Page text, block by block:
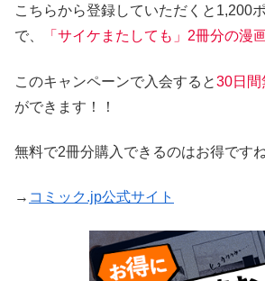
こちらから登録していただくと1,200
で、
「サイケまたしても」2冊分の漫
このキャンペーンで入会すると30日間
ができます！！
無料で2冊分購入できるのはお得ですね
→ コミック.jp公式サイト